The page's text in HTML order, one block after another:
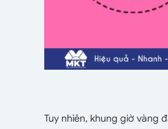
Tuy nhiên, khung giờ vàng